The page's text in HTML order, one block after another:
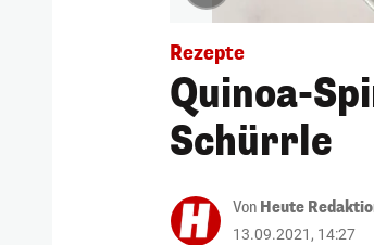
Rezepte
Quinoa-
Schürrle
Von Heute
13.09.2021, 14:27